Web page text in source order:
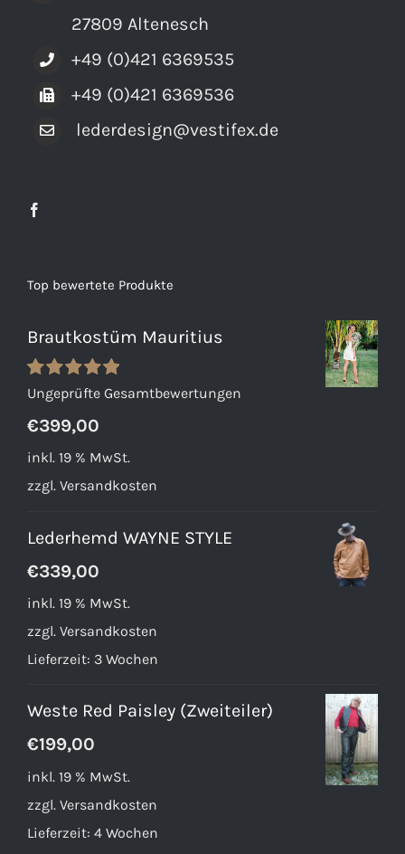
27809 Altenesch
+49 (0)421 6369535
+49 (0)421 6369536
lederdesign@vestifex.de
Top bewertete Produkte
Brautkostüm Mauritius
Bewertet
5
Ungeprüfte Gesamtbewertungen
€399,00
inkl. 19 % MwSt.
zzgl. Versandkosten
Lederhemd WAYNE STYLE
€339,00
inkl. 19 % MwSt.
zzgl. Versandkosten
Lieferzeit: 3 Wochen
Weste Red Paisley (Zweiteiler)
€199,00
inkl. 19 % MwSt.
zzgl. Versandkosten
Lieferzeit: 4 Wochen